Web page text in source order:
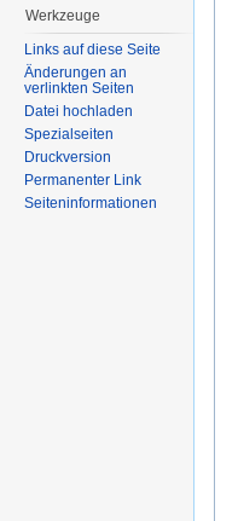
Werkzeuge
Links auf diese Seite
Änderungen an
verlinkten Seiten
Datei hochladen
Spezialseiten
Druckversion
Permanenter Link
Seiteninformationen